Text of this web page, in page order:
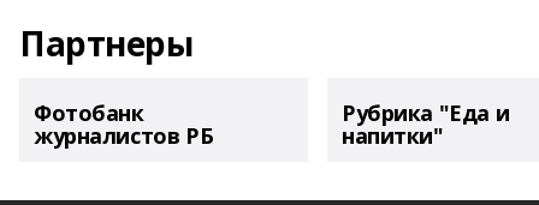
Партнеры
Фотобанк
журналистов РБ
Рубрика "Еда и
напитки"